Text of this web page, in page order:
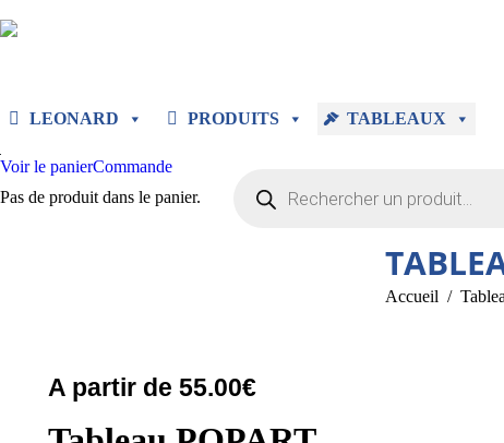
LEONARD PRODUITS TABLEAUX
Voir le panierCommande
Pas de produit dans le panier.
produits
Vous êtes ici :
Accueil
A partir de 55.00€